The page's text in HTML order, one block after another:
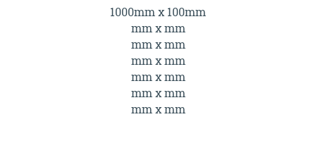
1000mm x 100mm
mm x mm
mm x mm
mm x mm
mm x mm
mm x mm
mm x mm